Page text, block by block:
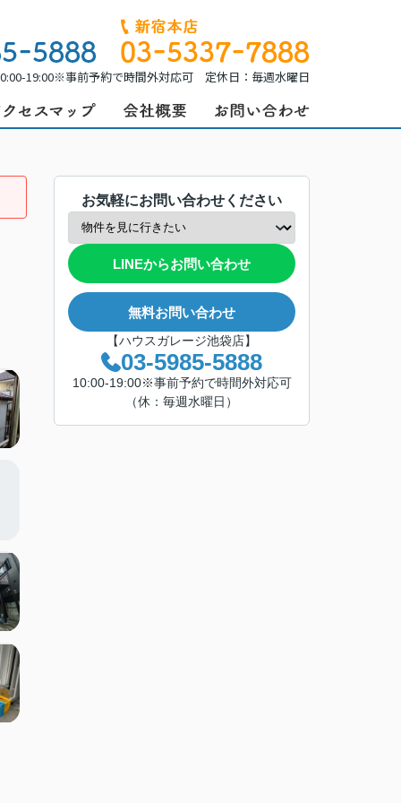
19:00※事前予約で時間外対応可 定休日：毎週水曜日
お気軽にお問い合わせください
LINEからお問い合わせ
無料お問い合わせ
【ハウスガレージ池袋店】
03-5985-5888
10:00-19:00※事前予約で時間外対応可
（休：毎週水曜日）